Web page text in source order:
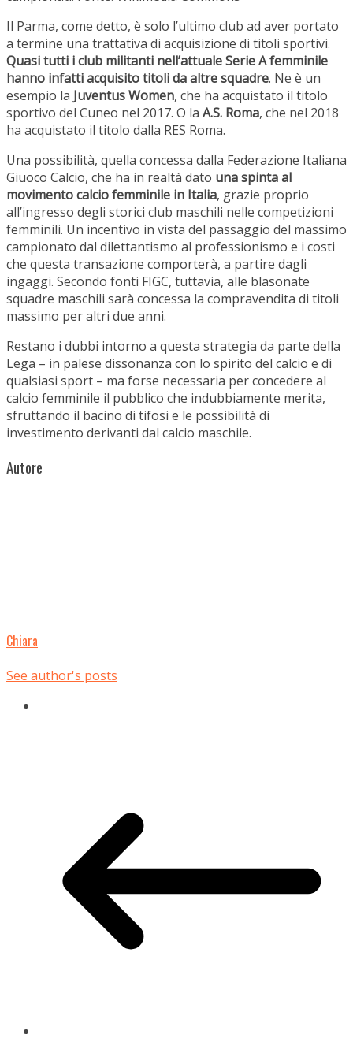
Il Parma, come detto, è solo l’ultimo club ad aver portato
a termine una trattativa di acquisizione di titoli sportivi.
Quasi tutti i club militanti nell’attuale Serie A femminile
hanno infatti acquisito titoli da altre squadre. Ne è un
esempio la Juventus Women, che ha acquistato il titolo
sportivo del Cuneo nel 2017. O la A.S. Roma, che nel 2018
ha acquistato il titolo dalla RES Roma.
Una possibilità, quella concessa dalla Federazione Italiana
Giuoco Calcio, che ha in realtà dato una spinta al
movimento calcio femminile in Italia, grazie proprio
all’ingresso degli storici club maschili nelle competizioni
femminili. Un incentivo in vista del passaggio del massimo
campionato dal dilettantismo al professionismo e i costi
che questa transazione comporterà, a partire dagli
ingaggi. Secondo fonti FIGC, tuttavia, alle blasonate
squadre maschili sarà concessa la compravendita di titoli
massimo per altri due anni.
Restano i dubbi intorno a questa strategia da parte della
Lega – in palese dissonanza con lo spirito del calcio e di
qualsiasi sport – ma forse necessaria per concedere al
calcio femminile il pubblico che indubbiamente merita,
sfruttando il bacino di tifosi e le possibilità di
investimento derivanti dal calcio maschile.
Autore
Chiara
See author's posts